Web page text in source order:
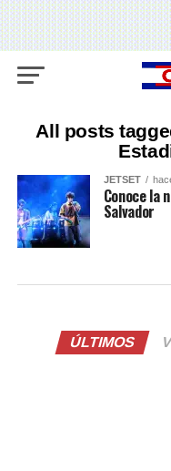
All posts
JETSET
Conoce la
Salvador
ÚLTIMOS